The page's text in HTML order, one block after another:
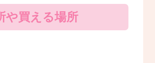
や買える場所